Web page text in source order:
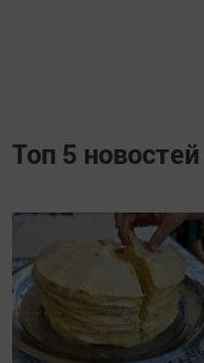
Топ 5 новостей